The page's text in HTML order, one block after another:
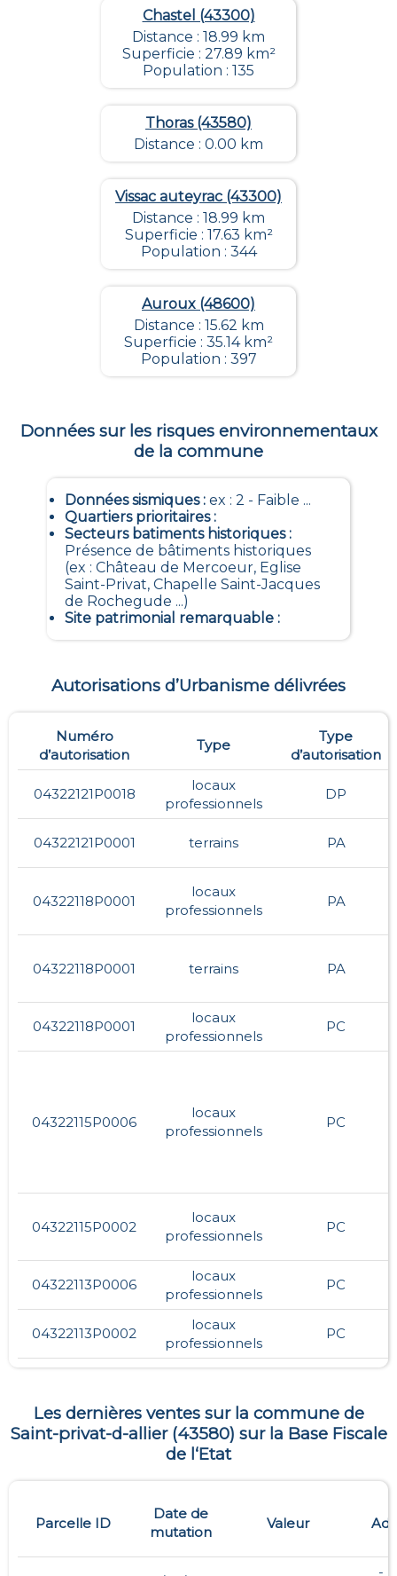
Chastel (43300)
Distance : 18.99 km
Superficie : 27.89 km²
Population : 135
Thoras (43580)
Distance : 0.00 km
Vissac auteyrac (43300)
Distance : 18.99 km
Superficie : 17.63 km²
Population : 344
Auroux (48600)
Distance : 15.62 km
Superficie : 35.14 km²
Population : 397
Données sur les risques environnementaux
de la commune
Données sismiques: ex : 2 - Faible ...
Quartiers prioritaires:
Secteurs batiments historiques:
Présence de bâtiments historiques
(ex : Château de Mercoeur, Eglise
Saint-Privat, Chapelle Saint-Jacques
de Rochegude ...)
Site patrimonial remarquable:
Autorisations d’Urbanisme délivrées
Numéro
d’autorisation
Type
Type
d’autorisation
04322121P0018
locaux
professionnels
DP
04322121P0001 terrains PA
04322118P0001
locaux
professionnels
PA
04322118P0001 terrains PA
04322118P0001
locaux
professionnels
PC
04322115P0006
locaux
professionnels
PC
04322115P0002
locaux
professionnels
PC
04322113P0006
locaux
professionnels
PC
04322113P0002
locaux
professionnels
PC
Les dernières ventes sur la commune de
Saint-privat-d-allier(43580) sur la Base Fiscale
de l‘Etat
Parcelle ID
Date de
mutation
Valeur
- ,